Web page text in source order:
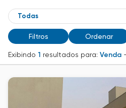
Filtros Ordenar
Exibindo 1 resultados para: Venda